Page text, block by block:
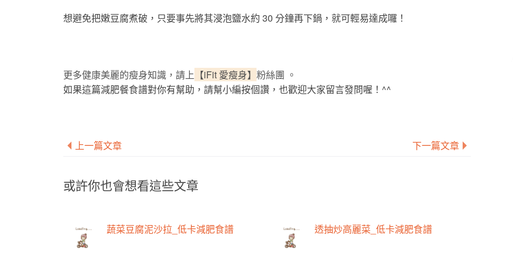
想避免把嫩豆腐煮破，只要事先將其浸泡鹽水約 30 分鐘再下鍋，就可輕易達成囉！
更多健康美麗的瘦身知識，請上 【iFit 愛瘦身】 粉絲團 。
如果這篇減肥餐食譜對你有幫助，請幫小編按個讚，也歡迎大家留言發問喔！^^
上一篇文章 下一篇文章
或許你也會想看這些文章
蔬菜豆腐泥沙拉_低卡減肥食譜 透抽炒高麗菜_低卡減肥食譜